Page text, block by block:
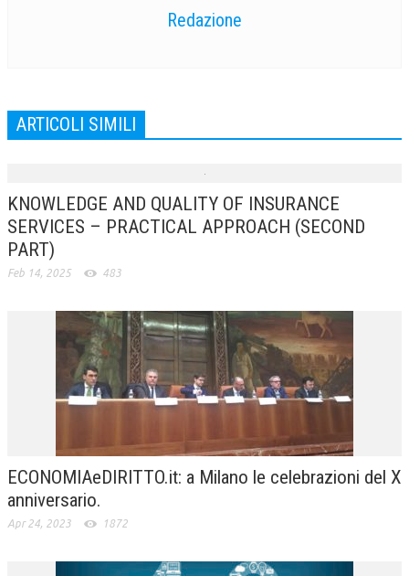
Redazione
ARTICOLI SIMILI
KNOWLEDGE AND QUALITY OF INSURANCE
SERVICES – PRACTICAL APPROACH (SECOND
PART)
Feb 14, 2025 483
ECONOMIAeDIRITTO.it: a Milano le celebrazioni del X
anniversario.
Apr 24, 2023 1872